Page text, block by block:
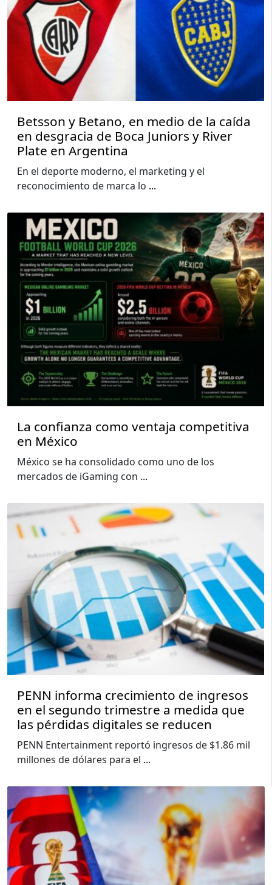
Betsson y Betano, en medio de la caída
en desgracia de Boca Juniors y River
Plate en Argentina
En el deporte moderno, el marketing y el
reconocimiento de marca lo ...
La confianza como ventaja competitiva
en México
México se ha consolidado como uno de los
mercados de iGaming con ...
PENN informa crecimiento de ingresos
en el segundo trimestre a medida que
las pérdidas digitales se reducen
PENN Entertainment reportó ingresos de $1.86 mil
millones de dólares para el ...